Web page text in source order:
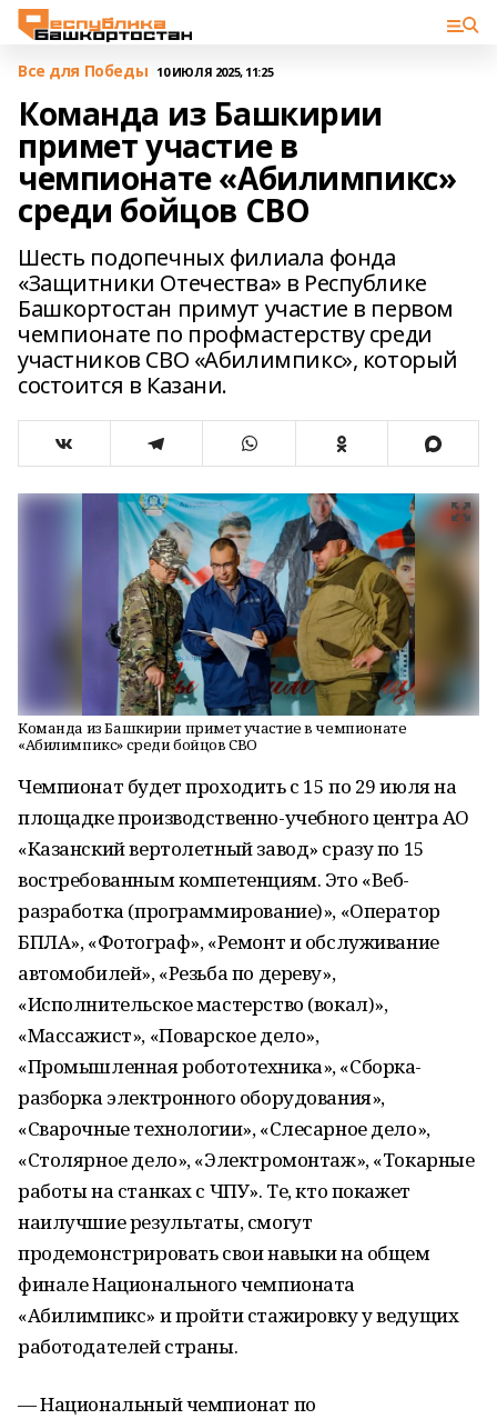
Все для Победы 10 ИЮЛЯ 2025, 11:25
Команда из Башкирии
примет участие в
чемпионате «Абилимпикс»
среди бойцов СВО
Шесть подопечных филиала фонда
«Защитники Отечества» в Республике
Башкортостан примут участие в первом
чемпионате по профмастерству среди
участников СВО «Абилимпикс», который
состоится в Казани.
Команда из Башкирии примет участие в чемпионате
«Абилимпикс» среди бойцов СВО
Чемпионат будет проходить с 15 по 29 июля на
площадке производственно-учебного центра АО
«Казанский вертолетный завод» сразу по 15
востребованным компетенциям. Это «Веб-
разработка (программирование)», «Оператор
БПЛА», «Фотограф», «Ремонт и обслуживание
автомобилей», «Резьба по дереву»,
«Исполнительское мастерство (вокал)»,
«Массажист», «Поварское дело»,
«Промышленная робототехника», «Сборка-
разборка электронного оборудования»,
«Сварочные технологии», «Слесарное дело»,
«Столярное дело», «Электромонтаж», «Токарные
работы на станках с ЧПУ». Те, кто покажет
наилучшие результаты, смогут
продемонстрировать свои навыки на общем
финале Национального чемпионата
«Абилимпикс» и пройти стажировку у ведущих
работодателей страны.
— Национальный чемпионат по